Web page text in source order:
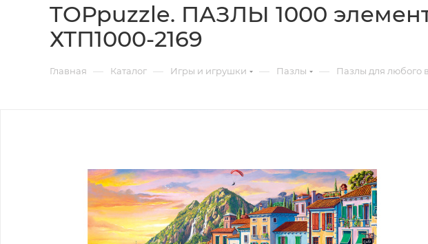
TOPpuzzle. ПАЗЛЫ 1000
ХТП1000-2169
Главная — Каталог — Игры и игрушки — Пазлы — Пазлы для любого